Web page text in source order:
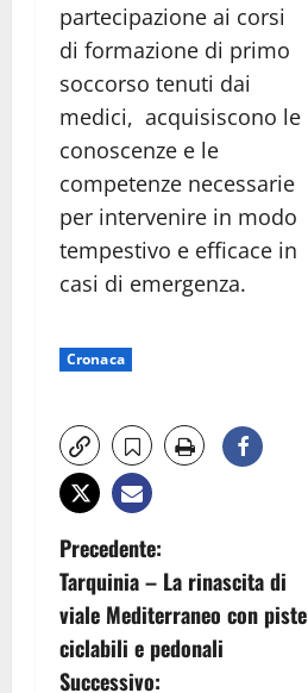
partecipazione ai corsi
di formazione di primo
soccorso tenuti dai
medici, acquisiscono le
conoscenze e le
competenze necessarie
per intervenire in modo
tempestivo e efficace in
casi di emergenza.
Cronaca
N
a
v
Precedente:
Tarquinia – La rinascita di
viale Mediterraneo con piste
ciclabili e pedonali
Successivo: